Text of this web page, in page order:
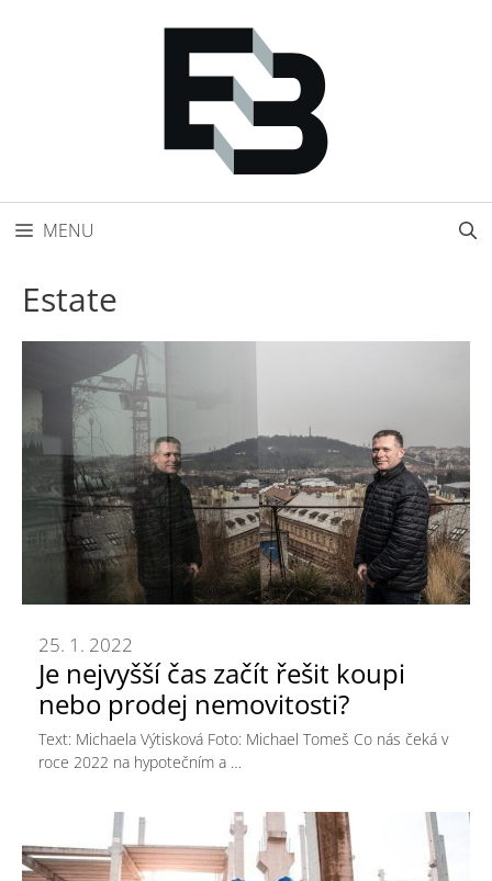
MENU
Estate
Je nejvyšší čas začít řešit koupi
nebo prodej nemovitosti?
25. 1. 2022
Text: Michaela Výtisková Foto: Michael Tomeš Co nás čeká v
roce 2022 na hypotečním a …